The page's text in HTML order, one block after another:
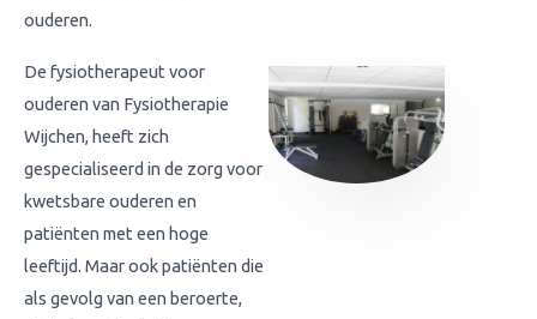
ouderen.
De fysiotherapeut voor
ouderen van Fysiotherapie
Wijchen, heeft zich
gespecialiseerd in de zorg voor
kwetsbare ouderen en
patiënten met een hoge
leeftijd. Maar ook patiënten die
als gevolg van een beroerte,